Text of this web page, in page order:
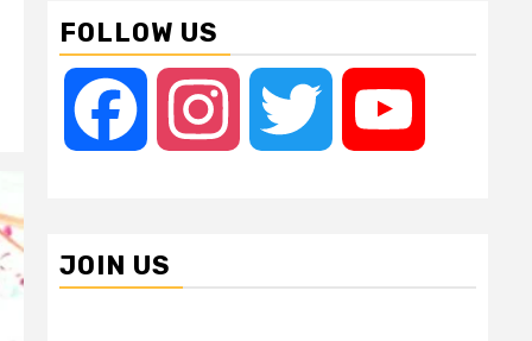
FOLLOW US
Facebook Instagram Twitter
JOIN US